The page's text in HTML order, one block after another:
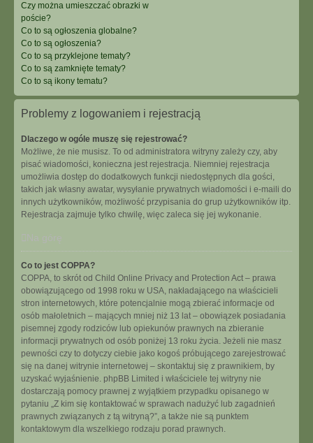
Czy można umieszczać obrazki w
poście?
Co to są ogłoszenia globalne?
Co to są ogłoszenia?
Co to są przyklejone tematy?
Co to są zamknięte tematy?
Co to są ikony tematu?
Problemy z logowaniem i rejestracją
Dlaczego w ogóle muszę się rejestrować?
Możliwe, że nie musisz. To od administratora witryny zależy czy, aby
pisać wiadomości, konieczna jest rejestracja. Niemniej rejestracja
umożliwia dostęp do dodatkowych funkcji niedostępnych dla gości,
takich jak własny awatar, wysyłanie prywatnych wiadomości i e-maili do
innych użytkowników, możliwość przypisania do grup użytkowników itp.
Rejestracja zajmuje tylko chwilę, więc zaleca się jej wykonanie.
Na górę
Co to jest COPPA?
COPPA, to skrót od Child Online Privacy and Protection Act – prawa
obowiązującego od 1998 roku w USA, nakładającego na właścicieli
stron internetowych, które potencjalnie mogą zbierać informacje od
osób małoletnich – mających mniej niż 13 lat – obowiązek posiadania
pisemnej zgody rodziców lub opiekunów prawnych na zbieranie
informacji prywatnych od osób poniżej 13 roku życia. Jeżeli nie masz
pewności czy to dotyczy ciebie jako kogoś próbującego zarejestrować
się na danej witrynie internetowej – skontaktuj się z prawnikiem, by
uzyskać wyjaśnienie. phpBB Limited i właściciele tej witryny nie
dostarczają pomocy prawnej z wyjątkiem przypadku opisanego w
pytaniu „Z kim się kontaktować w sprawach nadużyć lub zagadnień
prawnych związanych z tą witryną?”, a także nie są punktem
kontaktowym dla wszelkiego rodzaju porad prawnych.